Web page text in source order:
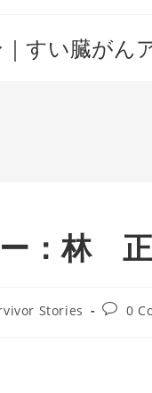
すい臓がん
：林 正
Stories
Post0